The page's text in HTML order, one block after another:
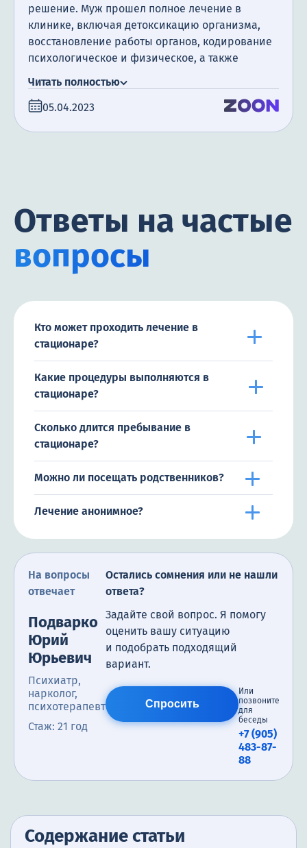
решение. Муж прошел полное лечение в
клинике, включая детоксикацию организма,
восстановление работы органов, кодирование
психологическое и физическое, а также
благодарна за поддержку, которую мы
получили. Сегодня прошло уже полгода с того
Читать полностью
05.04.2023
Ответы на частые
вопросы
Кто может проходить лечение в
стационаре?
Какие процедуры выполняются в
стационаре?
Сколько длится пребывание в
стационаре?
Можно ли посещать родственников?
Лечение анонимное?
На вопросы
отвечает
Подварко
Юрий
Юрьевич
Психиатр,
нарколог,
психотерапевт
Стаж: 21 год
Остались сомнения или не нашли
ответа?
Задайте свой вопрос. Я помогу
оценить вашу ситуацию
и подобрать подходящий
вариант.
Спросить
Или
позвоните
для
беседы
+7 (905)
483-87-
88
Содержание статьи